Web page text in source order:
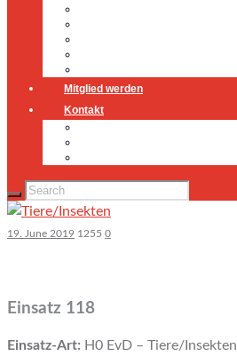
Mitglied werden
Kontakt
19. June 2019 1255 0
Einsatz 118
Einsatz-Art: H0 EvD – Tiere/Insekten